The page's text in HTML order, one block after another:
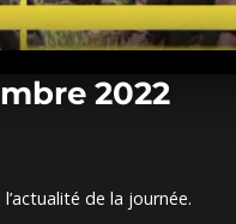
2022
de la journée.